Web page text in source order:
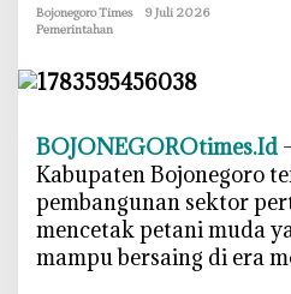
2
B
u
p
Bojonegoro Times
9 Juli 2026
Pemerintahan
‎BOJONEGOROtimes.Id
Kabupaten Bojonegoro
pembangunan sektor
mencetak petani muda
mampu bersaing di era